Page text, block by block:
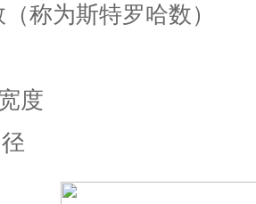
（称为斯特罗哈数）
度